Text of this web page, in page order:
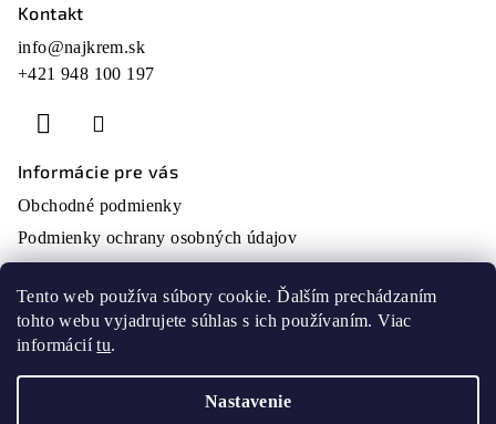
Tento web používa súbory cookie. Ďalším prechádzaním
tohto webu vyjadrujete súhlas s ich používaním. Viac
informáciítu.
Nastavenie
Kontakt
info@najkrem.sk
+421 948 100 197
Informácie pre vás
Obchodné podmienky
Podmienky ochrany osobných údajov
Moja objednávka
Prijímame online platby